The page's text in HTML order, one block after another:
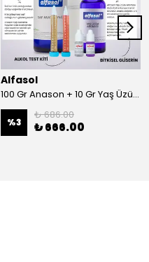
Alfasol
100 Gr Anason + 10 Gr Yaş Üzüm + 250 Gr Gliserin + Alkol Test Kiti
%3
₺ 686.00
₺ 666.00